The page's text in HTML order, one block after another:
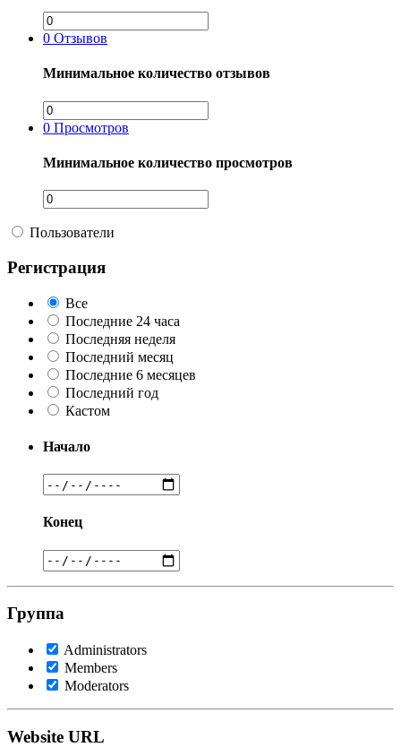
0 Отзывов
Минимальное количество отзывов
0 Просмотров
Минимальное количество просмотров
Пользователи
Регистрация
Все
Последние 24 часа
Последняя неделя
Последний месяц
Последние 6 месяцев
Последний год
Кастом
Начало
Конец
Группа
Administrators
Members
Moderators
Website URL